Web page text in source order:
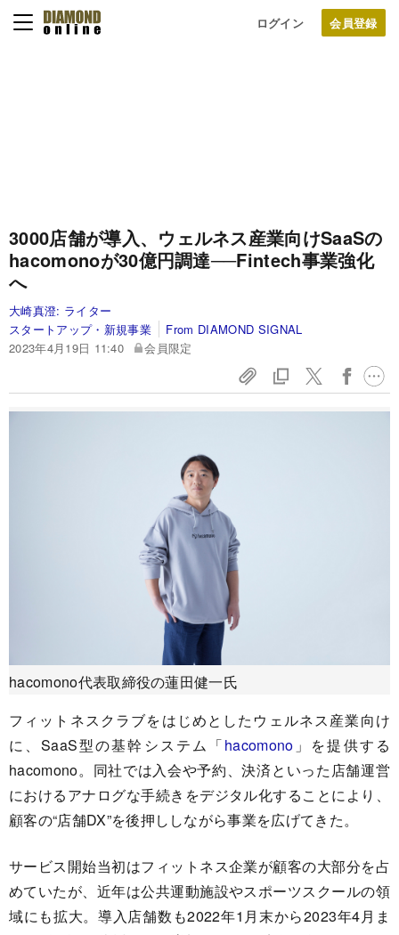
ログイン
3000店舗が導入、ウェルネス産業向けSaaSの
hacomonoが30億円調達──Fintech事業強化
へ
大崎真澄: ライター
スタートアップ・新規事業
From DIAMOND SIGNAL
2023年4月19日 11:40
会員限定
hacomono代表取締役の蓮田健一氏
フィットネスクラブをはじめとしたウェルネス産業向け
に、SaaS型の基幹システム「hacomono 」を提供する
hacomono。同社では入会や予約、決済といった店舗運営
におけるアナログな手続きをデジタル化することにより、
顧客の“店舗DX”を後押ししながら事業を広げてきた。
サービス開始当初はフィットネス企業が顧客の大部分を占
めていたが、近年は公共運動施設やスポーツスクールの領
域にも拡大。導入店舗数も2022年1月末から2023年4月ま